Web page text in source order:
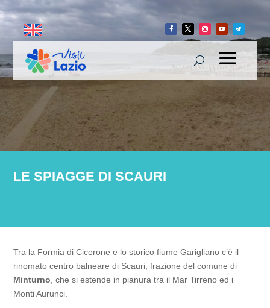
LE SPIAGGE DI SCAURI
Tra la Formia di Cicerone e lo storico fiume Garigliano c’è il
rinomato centro balneare di Scauri​, frazione del comune di
Minturno , che si estende in pianura tra il Mar Tirreno ed i
Monti Aurunci.